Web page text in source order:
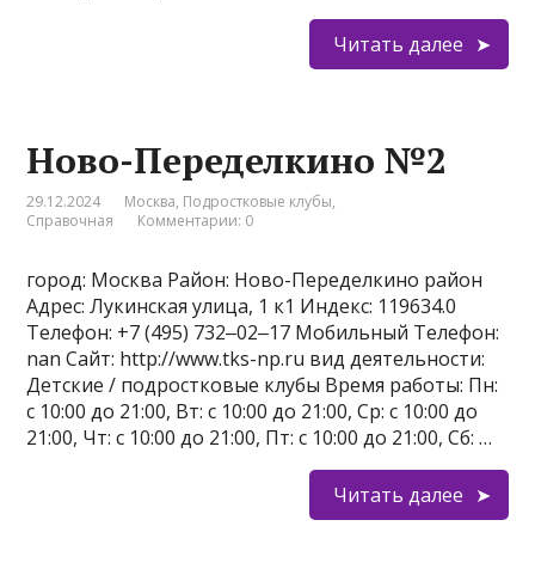
Читать далее
Ново-Переделкино №2
29.12.2024 Москва, Подростковые клубы,
Справочная
Комментарии: 0
город: Москва Район: Ново-Переделкино район
Адрес: Лукинская улица, 1 к1 Индекс: 119634.0
Телефон: +7 (495) 732‒02‒17 Мобильный Телефон:
nan Сайт: http://www.tks-np.ru вид деятельности:
Детские / подростковые клубы Время работы: Пн:
с 10:00 до 21:00, Вт: с 10:00 до 21:00, Ср: с 10:00 до
21:00, Чт: с 10:00 до 21:00, Пт: с 10:00 до 21:00, Сб: …
Читать далее